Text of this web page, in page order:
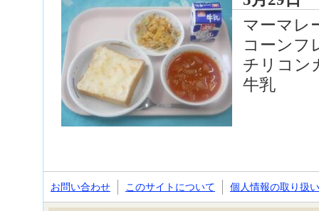
マーマレ
コーンフ
チリコン
牛乳
お問い合わせ このサイトについて 個人情報の取り扱い